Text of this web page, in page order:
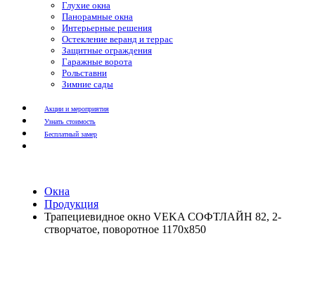
Глухие окна
Панорамные окна
Интерьерные решения
Остекление веранд и террас
Защитные ограждения
Гаражные ворота
Рольставни
Зимние сады
Акции и мероприятия
Узнать стоимость
Бесплатный замер
Окна
Продукция
Трапециевидное окно VEKA СОФТЛАЙН 82, 2-
створчатое, поворотное 1170x850